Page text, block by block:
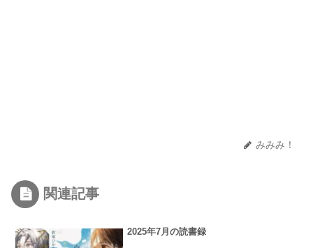
みみみ！
関連記事
2025年7月の読書録